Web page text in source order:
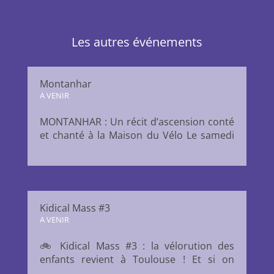
Les autres événements
Montanhar
A VENIR
MONTANHAR : Un récit d’ascension conté
et chanté à la Maison du Vélo Le samedi
représentation de MONTANHAR, un
spectacle entre récit, chant polyphonique
et quête...
Kidical Mass #3
A VENIR
🚲 Kidical Mass #3 : la vélorution des
enfants revient à Toulouse ! Et si on